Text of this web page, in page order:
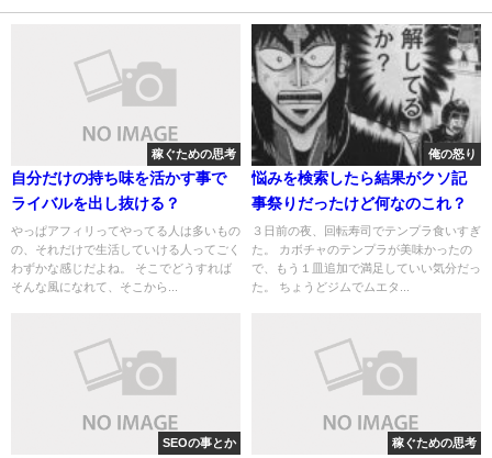
稼ぐための思考
自分だけの持ち味を活かす事で
ライバルを出し抜ける？
やっぱアフィリってやってる人は多いもの
の、それだけで生活していける人ってごく
わずかな感じだよね。 そこでどうすれば
そんな風になれて、そこから...
俺の怒り
悩みを検索したら結果がクソ記
事祭りだったけど何なのこれ？
３日前の夜、回転寿司でテンプラ食いすぎ
た。 カボチャのテンプラが美味かったの
で、もう１皿追加で満足していい気分だっ
た。 ちょうどジムでムエタ...
SEOの事とか 稼ぐための思考